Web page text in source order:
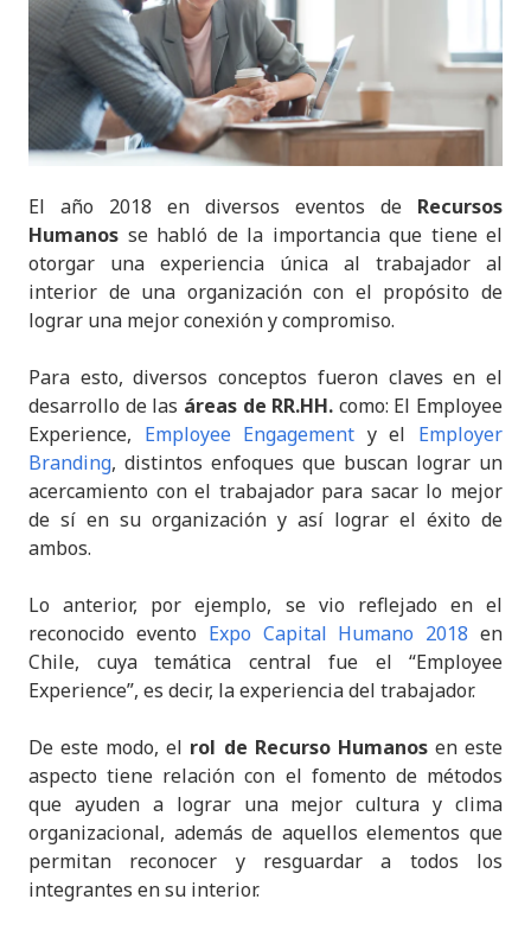
El año 2018 en diversos eventos de Recursos
Humanos se habló de la importancia que tiene el
otorgar una experiencia única al trabajador al
interior de una organización con el propósito de
lograr una mejor conexión y compromiso.
Para esto, diversos conceptos fueron claves en el
desarrollo de las áreas de RR.HH. como: El Employee
Experience, Employee Engagement y el Employer
Branding, distintos enfoques que buscan lograr un
acercamiento con el trabajador para sacar lo mejor
de sí en su organización y así lograr el éxito de
ambos.
Lo anterior, por ejemplo, se vio reflejado en el
reconocido evento Expo Capital Humano 2018 en
Chile, cuya temática central fue el “Employee
Experience”, es decir, la experiencia del trabajador.
De este modo, el rol de Recurso Humanos en este
aspecto tiene relación con el fomento de métodos
que ayuden a lograr una mejor cultura y clima
organizacional, además de aquellos elementos que
permitan reconocer y resguardar a todos los
integrantes en su interior.